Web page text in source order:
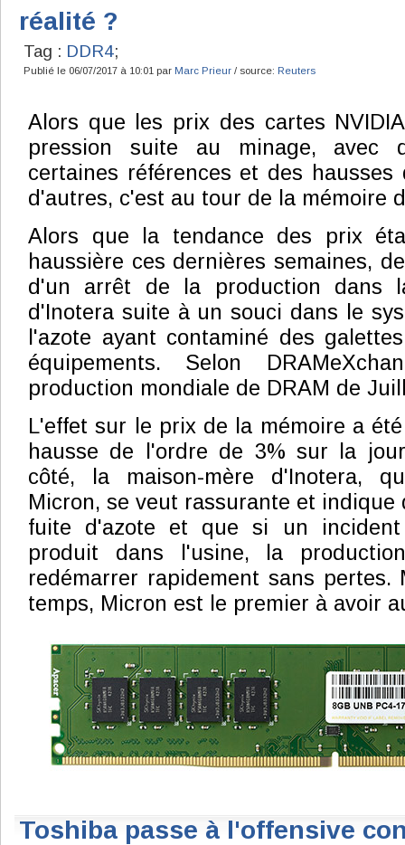
réalité ?
Tag : DDR4;
Publié le 06/07/2017 à 10:01 par Marc Prieur / source: Reuters
Alors que les prix des cartes
pression suite au minage, avec
certaines références et des
d'autres, c'est au tour de la mémoire
Alors que la tendance des prix
haussière ces dernières semaines,
d'un arrêt de la production dans
d'Inotera suite à un souci dans le
l'azote ayant contaminé des
équipements. Selon
production mondiale de DRAM de
L'effet sur le prix de la mémoire a
hausse de l'ordre de 3% sur la
côté, la maison-mère d'Inotera,
Micron, se veut rassurante et indique
fuite d'azote et que si un
produit dans l'usine, la
redémarrer rapidement sans pertes.
temps, Micron est le premier à avoir
Toshiba passe à l'offensive